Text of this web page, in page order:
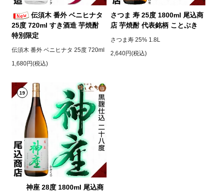
伝須木 番外 ベニヒナタ
25度 720ml すき酒造 芋焼酎
特別限定
伝須木 番外 ベニヒナタ 25度 720ml
1,680円(税込)
さつま 寿 25度 1800ml 尾込商
店 芋焼酎 代表銘柄 ことぶき
さつま寿 25% 1.8L
2,640円(税込)
19
神座 28度 1800ml 尾込商